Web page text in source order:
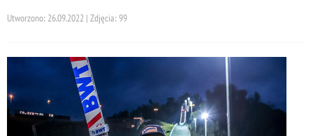
Utworzono: 26.09.2022 | Zdjęcia: 99